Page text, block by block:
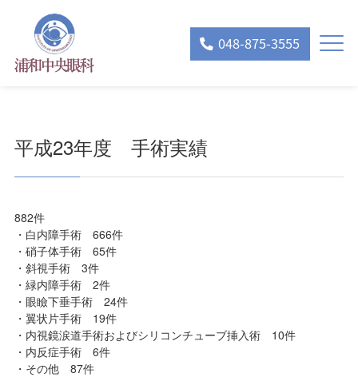
048-875-3555
平成23年度 手術実績
882件
・白内障手術 666件
・硝子体手術 65件
・斜視手術 3件
・緑内障手術 2件
・眼瞼下垂手術 24件
・翼状片手術 19件
・内視鏡涙道手術およびシリコンチューブ挿入術 10件
・内反症手術 6件
・その他 87件